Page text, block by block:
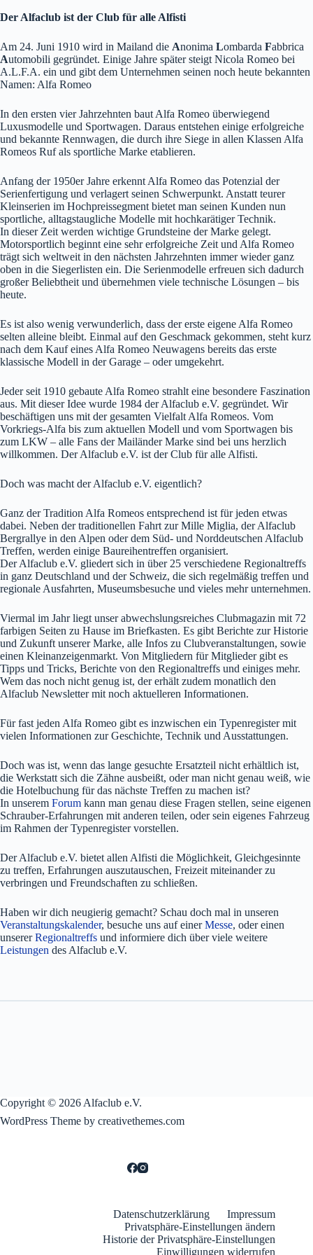
Der Alfaclub ist der Club für alle Alfisti
Am 24. Juni 1910 wird in Mailand die Anonima Lombarda Fabbrica
Automobili gegründet. Einige Jahre später steigt Nicola Romeo bei
A.L.F.A. ein und gibt dem Unternehmen seinen noch heute bekannten
Namen: Alfa Romeo
In den ersten vier Jahrzehnten baut Alfa Romeo überwiegend
Luxusmodelle und Sportwagen. Daraus entstehen einige erfolgreiche
und bekannte Rennwagen, die durch ihre Siege in allen Klassen Alfa
Romeos Ruf als sportliche Marke etablieren.
Anfang der 1950er Jahre erkennt Alfa Romeo das Potenzial der
Serienfertigung und verlagert seinen Schwerpunkt. Anstatt teurer
Kleinserien im Hochpreissegment bietet man seinen Kunden nun
sportliche, alltagstaugliche Modelle mit hochkarätiger Technik.
In dieser Zeit werden wichtige Grundsteine der Marke gelegt.
Motorsportlich beginnt eine sehr erfolgreiche Zeit und Alfa Romeo
trägt sich weltweit in den nächsten Jahrzehnten immer wieder ganz
oben in die Siegerlisten ein. Die Serienmodelle erfreuen sich dadurch
großer Beliebtheit und übernehmen viele technische Lösungen – bis
heute.
Es ist also wenig verwunderlich, dass der erste eigene Alfa Romeo
selten alleine bleibt. Einmal auf den Geschmack gekommen, steht kurz
nach dem Kauf eines Alfa Romeo Neuwagens bereits das erste
klassische Modell in der Garage – oder umgekehrt.
Jeder seit 1910 gebaute Alfa Romeo strahlt eine besondere Faszination
aus. Mit dieser Idee wurde 1984 der Alfaclub e.V. gegründet. Wir
beschäftigen uns mit der gesamten Vielfalt Alfa Romeos. Vom
Vorkriegs-Alfa bis zum aktuellen Modell und vom Sportwagen bis
zum LKW – alle Fans der Mailänder Marke sind bei uns herzlich
willkommen. Der Alfaclub e.V. ist der Club für alle Alfisti.
Doch was macht der Alfaclub e.V. eigentlich?
Ganz der Tradition Alfa Romeos entsprechend ist für jeden etwas
dabei. Neben der traditionellen Fahrt zur Mille Miglia, der Alfaclub
Bergrallye in den Alpen oder dem Süd- und Norddeutschen Alfaclub
Treffen, werden einige Baureihentreffen organisiert.
Der Alfaclub e.V. gliedert sich in über 25 verschiedene Regionaltreffs
in ganz Deutschland und der Schweiz, die sich regelmäßig treffen und
regionale Ausfahrten, Museumsbesuche und vieles mehr unternehmen.
Viermal im Jahr liegt unser abwechslungsreiches Clubmagazin mit 72
farbigen Seiten zu Hause im Briefkasten. Es gibt Berichte zur Historie
und Zukunft unserer Marke, alle Infos zu Clubveranstaltungen, sowie
einen Kleinanzeigenmarkt. Von Mitgliedern für Mitglieder gibt es
Tipps und Tricks, Berichte von den Regionaltreffs und einiges mehr.
Wem das noch nicht genug ist, der erhält zudem monatlich den
Alfaclub Newsletter mit noch aktuelleren Informationen.
Für fast jeden Alfa Romeo gibt es inzwischen ein Typenregister mit
vielen Informationen zur Geschichte, Technik und Ausstattungen.
Doch was ist, wenn das lange gesuchte Ersatzteil nicht erhältlich ist,
die Werkstatt sich die Zähne ausbeißt, oder man nicht genau weiß, wie
die Hotelbuchung für das nächste Treffen zu machen ist?
In unserem Forum kann man genau diese Fragen stellen, seine eigenen
Schrauber-Erfahrungen mit anderen teilen, oder sein eigenes Fahrzeug
im Rahmen der Typenregister vorstellen.
Der Alfaclub e.V. bietet allen Alfisti die Möglichkeit, Gleichgesinnte
zu treffen, Erfahrungen auszutauschen, Freizeit miteinander zu
verbringen und Freundschaften zu schließen.
Haben wir dich neugierig gemacht? Schau doch mal in unseren
Veranstaltungskalender, besuche uns auf einerMesse, oder einen
unsererRegionaltreffs und informiere dich über viele weitere
Leistungen des Alfaclub e.V.
Copyright © 2026 Alfaclub e.V.
WordPress Theme by creativethemes.com
Datenschutzerklärung
Impressum
Privatsphäre-Einstellungen ändern
Historie der Privatsphäre-Einstellungen
Einwilligungen widerrufen